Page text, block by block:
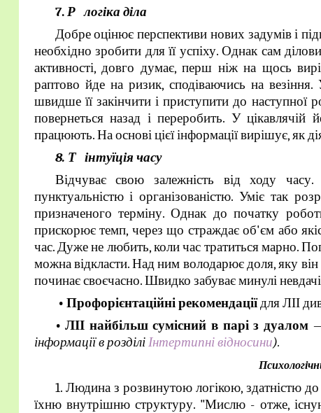
7.Р логіка діла
Добре оцінює перспективи нових задумів і
необхідно зробити для її успіху. Однак сам
активності, довго думає, перш ніж на щось
раптово йде на ризик, сподіваючись на
швидше її закінчити і приступити до
повернеться назад і переробить. У
працюють. На основі цієї інформації вирішує, як
8. Т інтуїція часу
Відчуває свою залежність від ходу
пунктуальністю і організованістю. Уміє так
призначеного терміну. Однак до початку
прискорює темп, через що страждає об'єм або
час. Дуже не любить, коли час тратиться марно.
можна відкласти. Над ним володарює доля, яку він
починає своєчасно. Швидко забуває минулі
• Профорієнтаційні рекомендаціїдля ЛІІ
• ЛІІ найбільш сумісний в парі з дуалом
інформації в розділіІнтертипні відносини).
1. Людина з розвинутою логікою, здатністю
їхню внутрішню структуру. "Мислю - отже,